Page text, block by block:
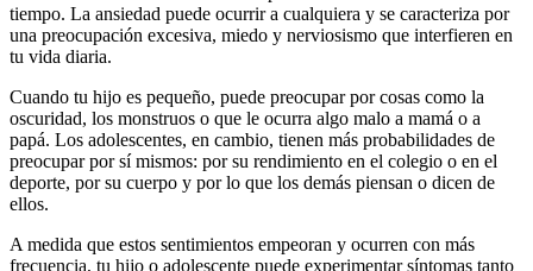
tiempo. La ansiedad puede ocurrir a cualquiera y se caracteriza por
una preocupación excesiva, miedo y nerviosismo que interfieren en
tu vida diaria.
Cuando tu hijo es pequeño, puede preocupar por cosas como la
oscuridad, los monstruos o que le ocurra algo malo a mamá o a
papá. Los adolescentes, en cambio, tienen más probabilidades de
preocupar por sí mismos: por su rendimiento en el colegio o en el
deporte, por su cuerpo y por lo que los demás piensan o dicen de
ellos.
A medida que estos sentimientos empeoran y ocurren con más
frecuencia, tu hijo o adolescente puede experimentar síntomas tanto